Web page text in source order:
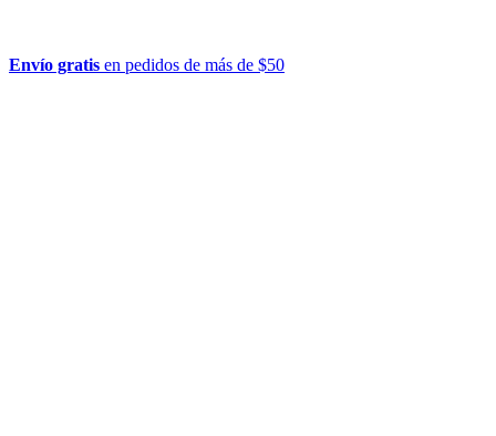
Envío gratis en pedidos de más de $50